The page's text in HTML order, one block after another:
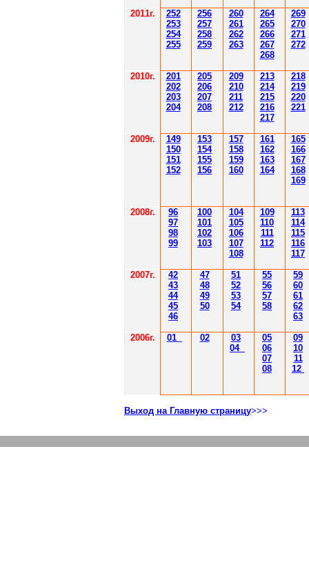
2011г.
252
253
254
255
256
257
258
259
260
261
262
263
264
265
266
267
268
269
270
271
272
2010г.
201
202
203
204
205
206
207
208
209
210
211
212
213
214
215
216
217
218
219
220
221
2009г.
149
150
151
152
153
154
155
156
157
158
159
160
161
162
163
164
165
166
167
168
169
2008г.
96
97
98
99
100
101
102
103
104
105
106
107
108
109
110
111
112
113
114
115
116
117
2007г.
42
43
44
45
46
47
48
49
50
51
52
53
54
55
56
57
58
59
60
61
62
63
2006г. 01 02
03
04
05
06
07
08
09
10
11
12
Выход на Главную страницу>>>